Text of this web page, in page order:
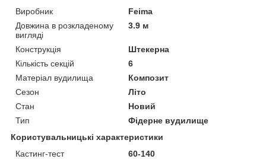
Виробник
Feima
Довжина в розкладеному
вигляді
3.9 м
Конструкція
Штекерна
Кількість секцій
6
Матеріал вудилища
Композит
Сезон
Літо
Стан
Новий
Тип
Фідерне вудилище
Користувальницькі характеристики
Кастинг-тест
60-140